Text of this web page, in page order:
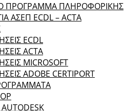
ΠΡΟΓΡΑΜΜΑ ΠΛΗΡΟΦΟΡΙΚΗΣ
ΑΣΕΠ ECDL – ACTA
ECDL
ACTA
MICROSOFT
ADOBE CERTIPORT